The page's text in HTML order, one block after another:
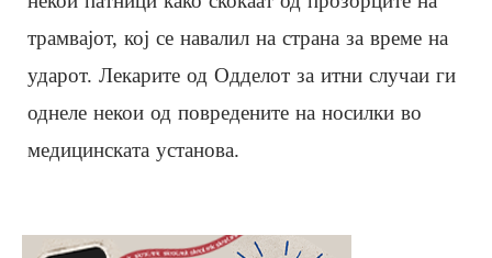
трамвајот, кој се навалил на страна за време на
ударот. Лекарите од Одделот за итни случаи ги
однеле некои од повредените на носилки во
медицинската установа.